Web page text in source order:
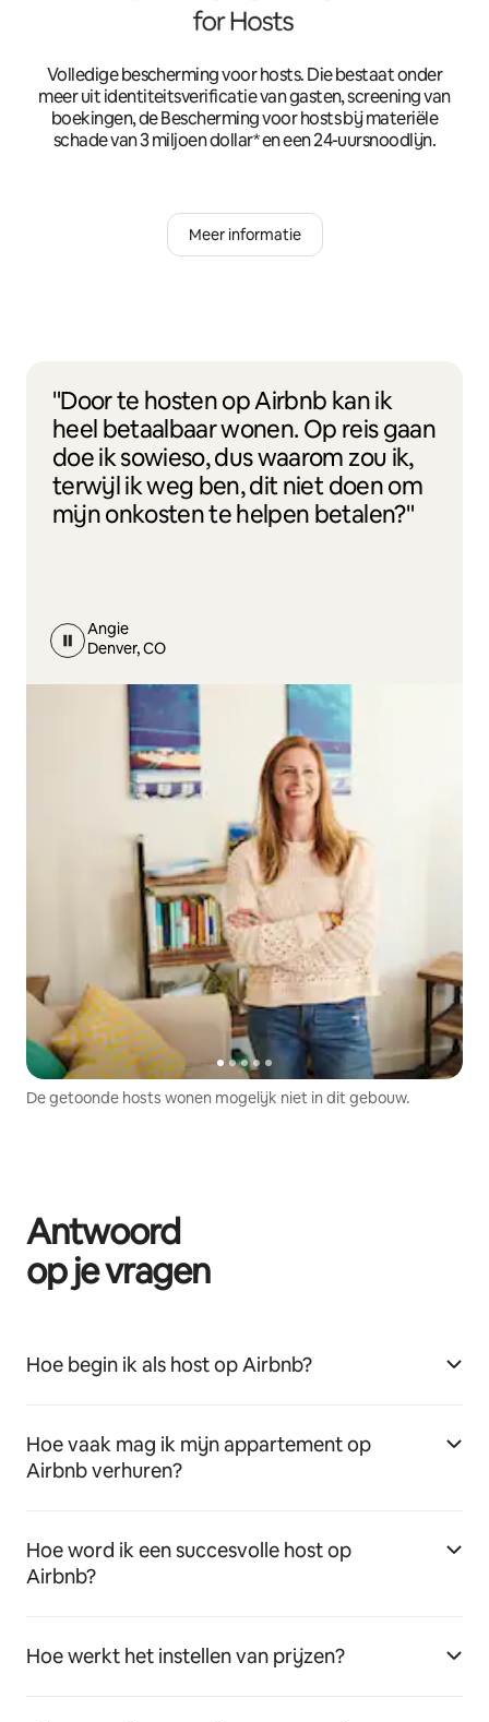
Volledige bescherming voor hosts. Die bestaat onder
meer uit identiteitsverificatie van gasten, screening van
boekingen, de Bescherming voor hosts bij materiële
schade van 3 miljoen dollar* en een 24-uursnoodlijn.
Meer informatie
"Door te hosten op Airbnb kan ik
heel betaalbaar wonen. Op reis gaan
doe ik sowieso, dus waarom zou ik,
terwijl ik weg ben, dit niet doen om
mijn onkosten te helpen betalen?"
Angie
Denver, CO
De getoonde hosts wonen mogelijk niet in dit gebouw.
Antwoord
op je vragen
Hoe begin ik als host op Airbnb?
Hoe vaak mag ik mijn appartement op
Airbnb verhuren?
Hoe word ik een succesvolle host op
Airbnb?
Hoe werkt het instellen van prijzen?